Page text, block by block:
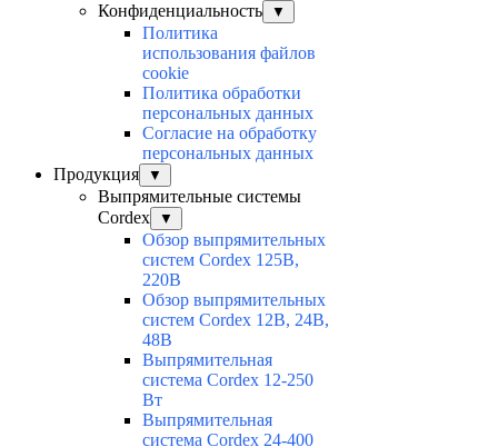
Конфиденциальность
▼
Политика
использования файлов
cookie
Политика обработки
персональных данных
Согласие на обработку
персональных данных
Продукция
▼
Выпрямительные системы
Cordex
▼
Обзор выпрямительных
систем Cordex 125В,
220В
Обзор выпрямительных
систем Cordex 12В, 24В,
48В
Выпрямительная
система Cordex 12-250
Вт
Выпрямительная
система Cordex 24-400